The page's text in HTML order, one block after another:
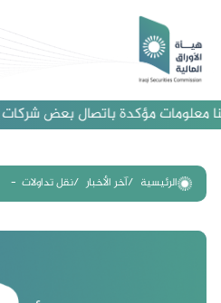
معلومات مؤكدة باتصال بعض شركات
الرئيسية آخر الأخبار نقل تداولات -